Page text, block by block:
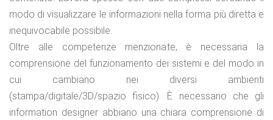
modo di visualizzare le informazioni nella forma più diretta e
inequivocabile possibile.
Oltre alle competenze menzionate, è necessaria la
comprensione del funzionamento dei sistemi e del modo in
cui cambiano nei diversi ambienti
(stampa/digitale/3D/spazio fisico). È necessario che gli
information designer abbiano una chiara comprensione di